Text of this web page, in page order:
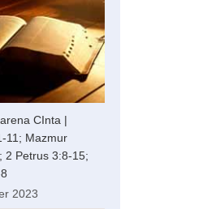
CInta |
11; Mazmur
2 Petrus 3:8-15;
2023